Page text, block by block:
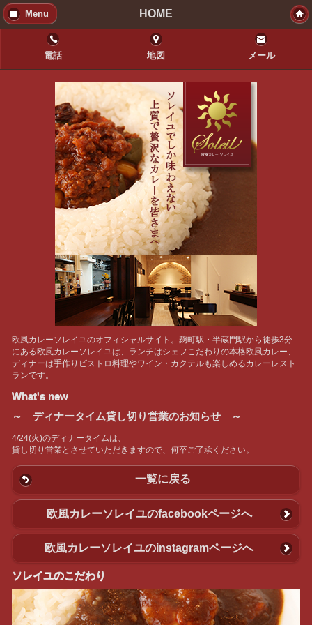
Menu HOME
電話 地図 メール
欧風カレーソレイユのオフィシャルサイト。麹町駅・半蔵門駅から徒歩3分
にある欧風カレーソレイユは、ランチはシェフこだわりの本格欧風カレー、
ディナーは手作りビストロ料理やワイン・カクテルも楽しめるカレーレスト
ランです。
What's new
～ ディナータイム貸し切り営業のお知らせ ～
4/24(火)のディナータイムは、
貸し切り営業とさせていただきますので、何卒ご了承ください。
一覧に戻る
欧風カレーソレイユのfacebookページへ
欧風カレーソレイユのinstagramページへ
ソレイユのこだわり